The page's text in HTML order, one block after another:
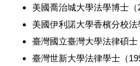
美國喬治城大學法學博士（
美國伊利諾大學香檳分校法
臺灣國立臺灣大學法律碩士
臺灣世新大學法律學士（